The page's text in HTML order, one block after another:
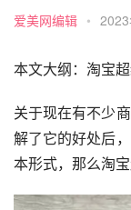
爱美网编辑 •
本文大纲：淘宝
关于现在有不少
解了它的好处后
本形式，那么淘